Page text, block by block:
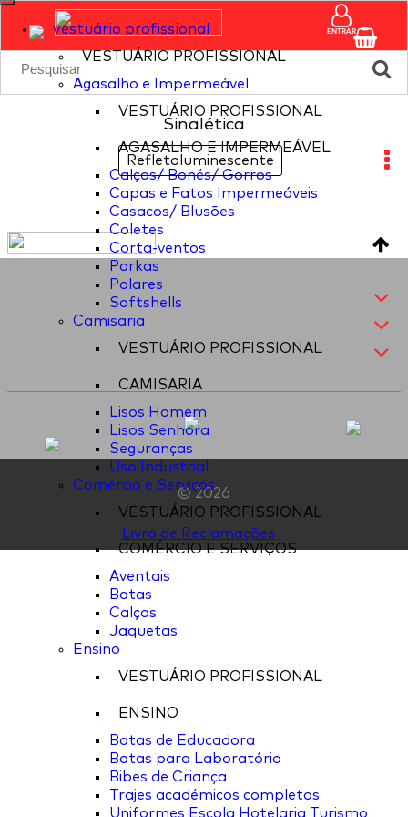
vestuário profissional
VESTUÁRIO PROFISSIONAL
Agasalho e Impermeável
VESTUÁRIO PROFISSIONAL
AGASALHO E IMPERMEÁVEL
Calças/ Bonés/ Gorros
Capas e Fatos Impermeáveis
Casacos/ Blusões
Coletes
Corta-ventos
Parkas
Polares
Softshells
Camisaria
VESTUÁRIO PROFISSIONAL
CAMISARIA
Lisos Homem
Lisos Senhora
Seguranças
Uso Industrial
Comércio e Serviços
VESTUÁRIO PROFISSIONAL
COMÉRCIO E SERVIÇOS
Aventais
Batas
Calças
Jaquetas
Ensino
VESTUÁRIO PROFISSIONAL
ENSINO
Batas de Educadora
Batas para Laboratório
Bibes de Criança
Trajes académicos completos
Uniformes Escola Hotelaria Turismo
ENTRAR
Sinalética
Refletoluminescente
© 2026
Livro de Reclamações